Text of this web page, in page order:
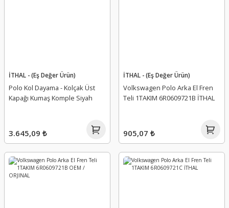
İTHAL - (Eş Değer Ürün)
Polo Kol Dayama - Kolçak Üst
Kapağı Kumaş Komple Siyah
3.645,09 ₺
İTHAL - (Eş Değer Ürün)
Volkswagen Polo Arka El Fren
Teli 1TAKIM 6R0609721B İTHAL
905,07 ₺